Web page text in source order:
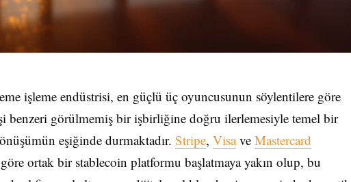
işleme endüstrisi, en güçlü üç oyuncusunun söylentilere göre
benzeri görülmemiş bir işbirliğine doğru ilerlemesiyle temel bir
eşiğinde durmaktadır. Stripe, Visave Mastercard
ortak bir stablecoin platformu başlatmaya yakın olup, bu